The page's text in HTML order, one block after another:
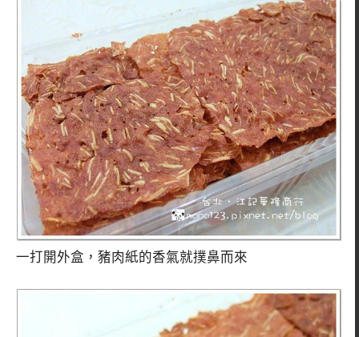
一打開外盒，豬肉紙的香氣就撲鼻而來